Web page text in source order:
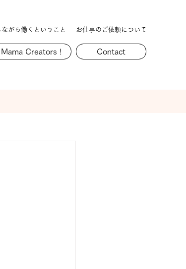
がら働くということ お仕事のご依頼について
Creators ! Contact